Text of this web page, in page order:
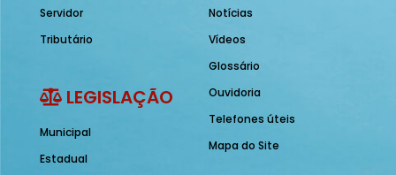
Servidor
Tributário
LEGISLAÇÃO
Municipal
Estadual
Notícias
Vídeos
Glossário
Ouvidoria
Telefones úteis
Mapa do Site